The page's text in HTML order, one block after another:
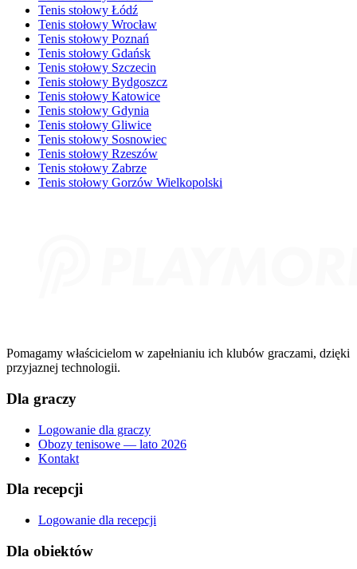
Tenis stołowy Łódź
Tenis stołowy Wrocław
Tenis stołowy Poznań
Tenis stołowy Gdańsk
Tenis stołowy Szczecin
Tenis stołowy Bydgoszcz
Tenis stołowy Katowice
Tenis stołowy Gdynia
Tenis stołowy Gliwice
Tenis stołowy Sosnowiec
Tenis stołowy Rzeszów
Tenis stołowy Zabrze
Tenis stołowy Gorzów Wielkopolski
Pomagamy właścicielom w zapełnianiu ich klubów graczami, dzięki
przyjaznej technologii.
Dla graczy
Logowanie dla graczy
Obozy tenisowe — lato 2026
Kontakt
Dla recepcji
Logowanie dla recepcji
Dla obiektów